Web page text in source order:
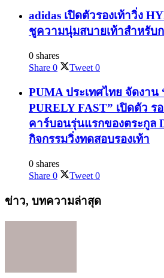
adidas เปิดตัวรองเท้าวิ่ง
ชูความนุ่มสบายเท้าสำหรับ
0 shares
Share 0 Tweet 0
PUMA ประเทศไทย จัดงาน
PURELY FAST” เปิดตัว ร
คาร์บอนรุ่นแรกของตระกูล
กิจกรรมวิ่งทดสอบรองเท้า
0 shares
Share 0 Tweet 0
ข่าว, บทความล่าสุด